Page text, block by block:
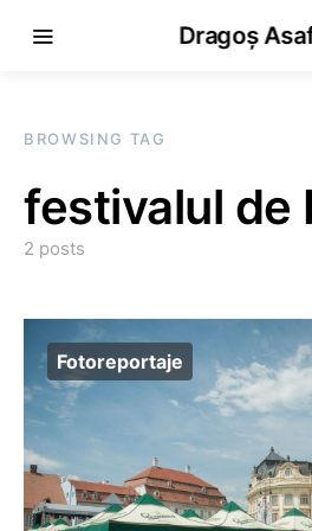
Dragoș
BROWSING TAG
festivalul de
2 posts
Fotoreportaje